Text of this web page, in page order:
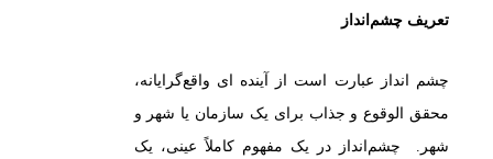
تعریف چشم‌انداز
چشم انداز عبارت است از آینده ای واقع‌گرایانه،
محقق‌ الوقوع و جذاب برای یک سازمان یا شهر و
شهر. چشم‌انداز در یک مفهوم کاملاً‌ عینی، یک